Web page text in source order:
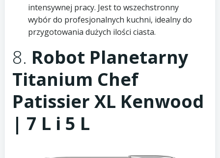
intensywnej pracy. Jest to wszechstronny
wybór do profesjonalnych kuchni, idealny do
przygotowania dużych ilości ciasta.
8. Robot Planetarny
Titanium Chef
Patissier XL Kenwood
| 7 L i 5 L